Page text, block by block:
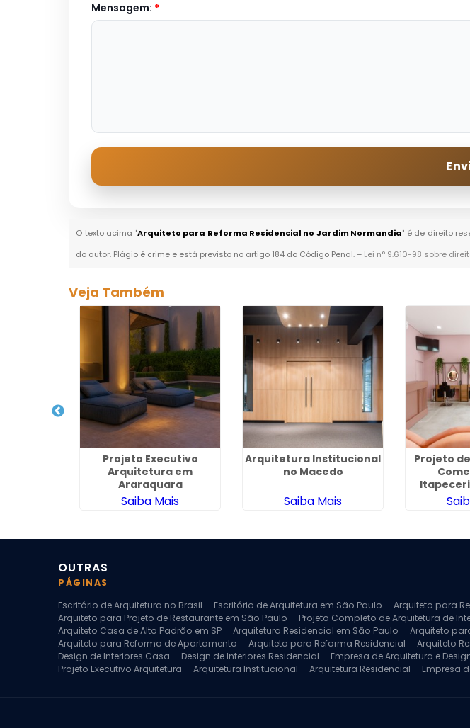
Mensagem: *
O texto acima "Arquiteto para Reforma Residencial no Jardim Normandia" é de direito
do autor. Plágio é crime e está previsto no artigo 184 do Código Penal. – Lei n° 9.610-98 sobre
Veja Também
Projeto Executivo
Arquitetura em
Araraquara
Saiba Mais
Arquitetura Institucional
no Macedo
Saiba Mais
Projeto
OUTRAS
PÁGINAS
Escritório de Arquitetura no Brasil
Escritório de Arquitetura em São Paulo Arquiteto para
Arquiteto para Projeto de Restaurante em São Paulo
Projeto Completo de Arquitetura de
Arquiteto Casa de Alto Padrão em SP
Arquitetura Residencial em São Paulo Arquiteto
Arquiteto para Reforma de Apartamento
Arquiteto para Reforma Residencial Arquiteto
Design de Interiores Casa
Design de Interiores Residencial Empresa de Arquitetura e
Projeto Executivo Arquitetura
Arquitetura Institucional Arquitetura Residencial Empresa